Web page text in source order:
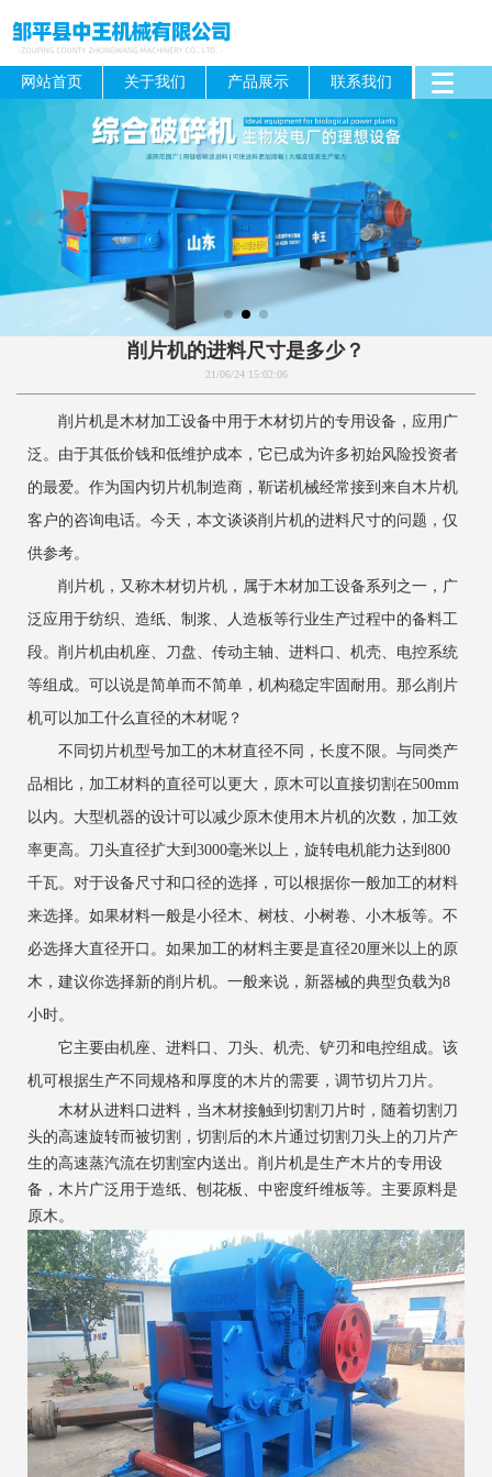
网站首页 关于我们 产品展示 联系我们
削片机的进料尺寸是多少？
21/06/24 15:02:06
削片机是木材加工设备中用于木材切片的专用设备，应用广
泛。由于其低价钱和低维护成本，它已成为许多初始风险投资者
的最爱。作为国内切片机制造商，靳诺机械经常接到来自木片机
客户的咨询电话。今天，本文谈谈削片机的进料尺寸的问题，仅
供参考。
削片机，又称木材切片机，属于木材加工设备系列之一，广
泛应用于纺织、造纸、制浆、人造板等行业生产过程中的备料工
段。削片机由机座、刀盘、传动主轴、进料口、机壳、电控系统
等组成。可以说是简单而不简单，机构稳定牢固耐用。那么削片
机可以加工什么直径的木材呢？
不同切片机型号加工的木材直径不同，长度不限。与同类产
品相比，加工材料的直径可以更大，原木可以直接切割在500mm
以内。大型机器的设计可以减少原木使用木片机的次数，加工效
率更高。刀头直径扩大到3000毫米以上，旋转电机能力达到800
千瓦。对于设备尺寸和口径的选择，可以根据你一般加工的材料
来选择。如果材料一般是小径木、树枝、小树卷、小木板等。不
必选择大直径开口。如果加工的材料主要是直径20厘米以上的原
木，建议你选择新的削片机。一般来说，新器械的典型负载为8
小时。
它主要由机座、进料口、刀头、机壳、铲刃和电控组成。该
机可根据生产不同规格和厚度的木片的需要，调节切片刀片。
木材从进料口进料，当木材接触到切割刀片时，随着切割刀
头的高速旋转而被切割，切割后的木片通过切割刀头上的刀片产
生的高速蒸汽流在切割室内送出。削片机是生产木片的专用设
备，木片广泛用于造纸、刨花板、中密度纤维板等。主要原料是
原木。